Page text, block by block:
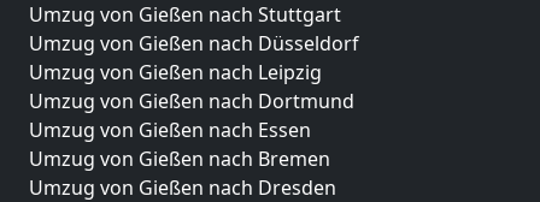
Umzug von Gießen nach Stuttgart
Umzug von Gießen nach Düsseldorf
Umzug von Gießen nach Leipzig
Umzug von Gießen nach Dortmund
Umzug von Gießen nach Essen
Umzug von Gießen nach Bremen
Umzug von Gießen nach Dresden